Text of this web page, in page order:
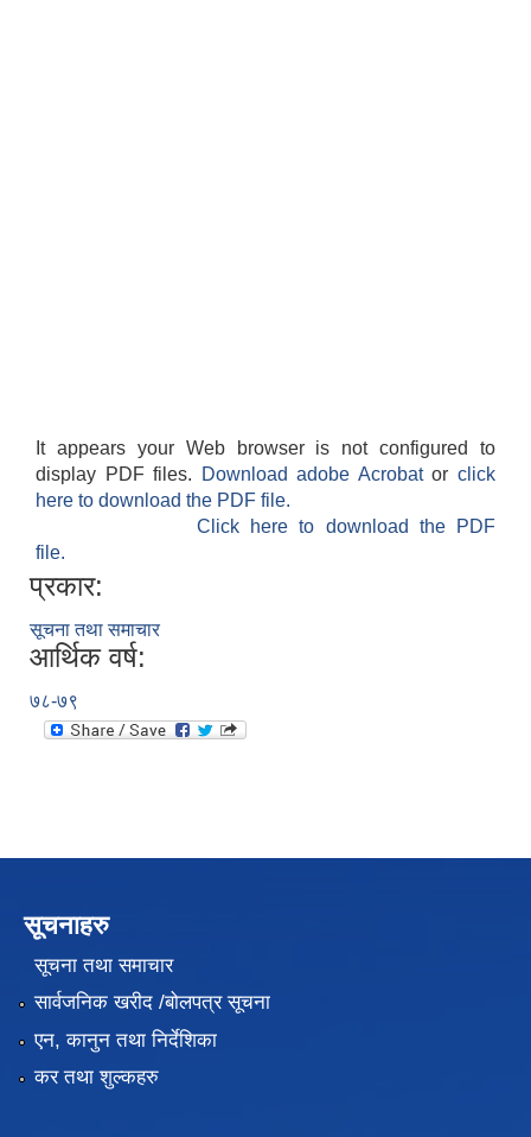
It appears your Web browser is not configured to
display PDF files.
Download adobe Acrobatorclick
here to download the PDF file.
Click here to download the PDF
file.
प्रकार:
सूचना तथा समाचार
आर्थिक वर्ष:
७८-७९
सूचनाहरु
सूचना तथा समाचार
सार्वजनिक खरीद /बोलपत्र सूचना
एन, कानुन तथा निर्देशिका
कर तथा शुल्कहरु